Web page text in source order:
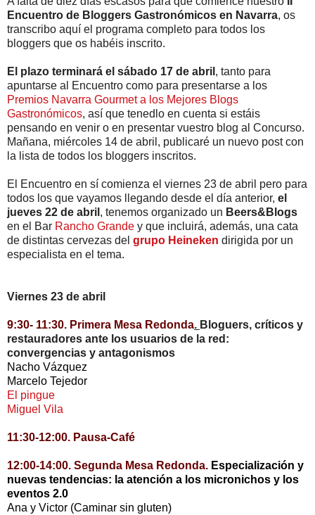
Encuentro de Bloggers Gastronómicos en Navarra, os
transcribo aquí el programa completo para todos los
bloggers que os habéis inscrito.
El plazo terminará el sábado 17 de abril , tanto para
apuntarse al Encuentro como para presentarse a los
Premios Navarra Gourmet a los Mejores Blogs
Gastronómicos, así que tenedlo en cuenta si estáis
pensando en venir o en presentar vuestro blog al Concurso.
Mañana, miércoles 14 de abril, publicaré un nuevo post con
la lista de todos los bloggers inscritos.
El Encuentro en sí comienza el viernes 23 de abril pero para
todos los que vayamos llegando desde el día anterior, el
jueves 22 de abril , tenemos organizado un Beers&Blogs
en el Bar Rancho Grande y que incluirá, además, una cata
de distintas cervezas del grupo Heineken dirigida por un
especialista en el tema.
Viernes 23 de abril
9:30- 11:30. Primera Mesa Redonda. Bloguers, críticos y
restauradores ante los usuarios de la red:
convergencias y antagonismos
Nacho Vázquez
Marcelo Tejedor
El pingue
Miguel Vila
11:30-12:00. Pausa-Café
12:00-14:00. Segunda Mesa Redonda. Especialización y
nuevas tendencias: la atención a los micronichos y los
eventos 2.0
Ana y Victor (Caminar sin gluten)